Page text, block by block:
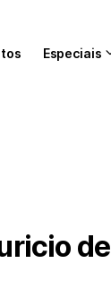
Especiais
de